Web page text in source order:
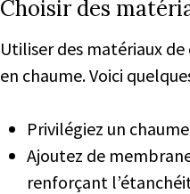
Choisir des
Utiliser des matériaux
en chaume. Voici
Privilégiez un
Ajoutez de
renforçant